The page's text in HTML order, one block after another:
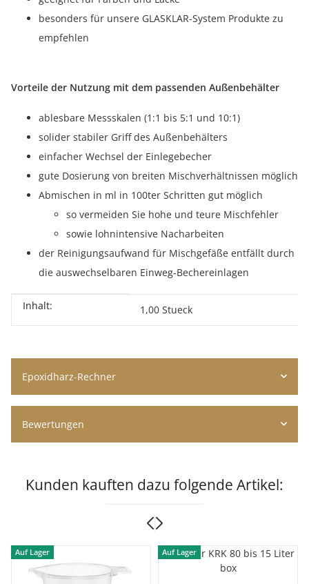
besonders für unsere GLASKLAR-System Produkte zu
empfehlen
Vorteile der Nutzung mit dem passenden Außenbehälter
ablesbare Messskalen (1:1 bis 5:1 und 10:1)
solider stabiler Griff des Außenbehälters
einfacher Wechsel der Einlegebecher
gute Dosierung von breiten Mischverhältnissen möglich
Abmischen in ml in 100ter Schritten gut möglich
so vermeiden Sie hohe und teure Mischfehler
sowie lohnintensive Nacharbeiten
der Reinigungsaufwand für Mischgefäße entfällt durch
die auswechselbaren Einweg-Bechereinlagen
Produkteigenschaft
Wert
Inhalt: 1,00 Stueck
Epoxidharz-Rechner
Bewertungen
Kunden kauften dazu folgende Artikel:
Auf Lager Auf Lager